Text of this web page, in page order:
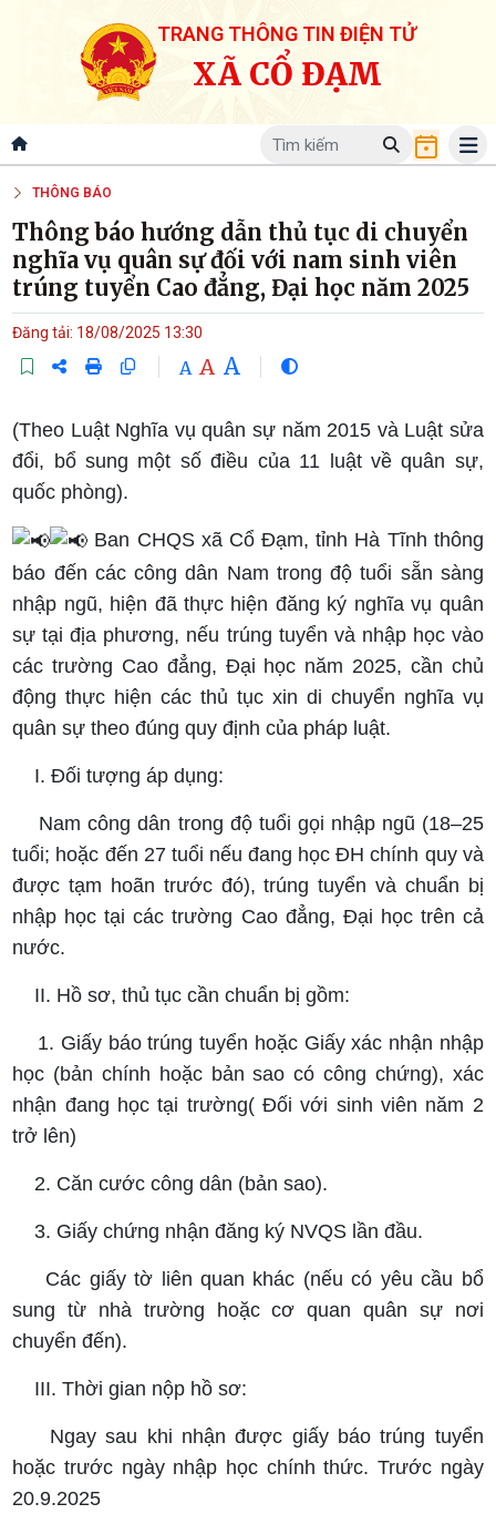
TRANG THÔNG TIN ĐIỆN TỬ
XÃ CỔ ĐẠM
THÔNG BÁO
Thông báo hướng dẫn thủ tục di chuyển
nghĩa vụ quân sự đối với nam sinh viên
trúng tuyển Cao đẳng, Đại học năm 2025
Đăng tải: 18/08/2025 13:30
A A A
(Theo Luật Nghĩa vụ quân sự năm 2015 và Luật sửa
đổi, bổ sung một số điều của 11 luật về quân sự,
quốc phòng).
Ban CHQS xã Cổ Đạm, tỉnh Hà Tĩnh thông
báo đến các công dân Nam trong độ tuổi sẵn sàng
nhập ngũ, hiện đã thực hiện đăng ký nghĩa vụ quân
sự tại địa phương, nếu trúng tuyển và nhập học vào
các trường Cao đẳng, Đại học năm 2025, cần chủ
động thực hiện các thủ tục xin di chuyển nghĩa vụ
quân sự theo đúng quy định của pháp luật.
I. Đối tượng áp dụng:
Nam công dân trong độ tuổi gọi nhập ngũ (18–25
tuổi; hoặc đến 27 tuổi nếu đang học ĐH chính quy và
được tạm hoãn trước đó), trúng tuyển và chuẩn bị
nhập học tại các trường Cao đẳng, Đại học trên cả
nước.
II. Hồ sơ, thủ tục cần chuẩn bị gồm:
1. Giấy báo trúng tuyển hoặc Giấy xác nhận nhập
học (bản chính hoặc bản sao có công chứng), xác
nhận đang học tại trường( Đối với sinh viên năm 2
trở lên)
2. Căn cước công dân (bản sao).
3. Giấy chứng nhận đăng ký NVQS lần đầu.
Các giấy tờ liên quan khác (nếu có yêu cầu bổ
sung từ nhà trường hoặc cơ quan quân sự nơi
chuyển đến).
III. Thời gian nộp hồ sơ:
Ngay sau khi nhận được giấy báo trúng tuyển
hoặc trước ngày nhập học chính thức. Trước ngày
20.9.2025